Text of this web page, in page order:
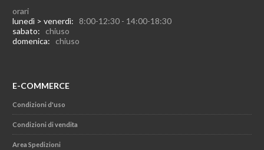
orari
lunedì > venerdì: 8:00-12:30 - 14:00-18:30
sabato: chiuso
domenica: chiuso
E-COMMERCE
Condizioni d'uso
Condizioni di vendita
Area Spedizioni